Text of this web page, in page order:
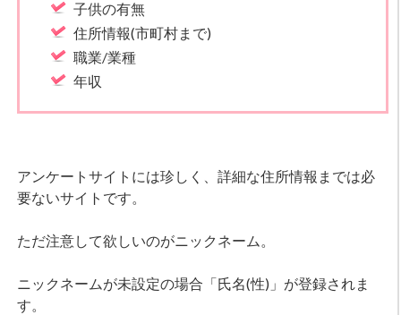
子供の有無
住所情報(市町村まで)
職業/業種
年収
アンケートサイトには珍しく、詳細な住所情報までは必
要ないサイトです。
ただ注意して欲しいのがニックネーム。
ニックネームが未設定の場合「氏名(性)」が登録されま
す。